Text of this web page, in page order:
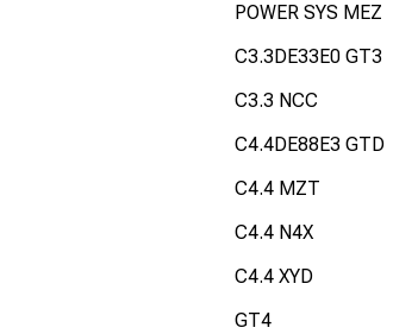
POWER SYS MEZ
C3.3DE33E0 GT3
C3.3 NCC
C4.4DE88E3 GTD
C4.4 MZT
C4.4 N4X
C4.4 XYD
GT4